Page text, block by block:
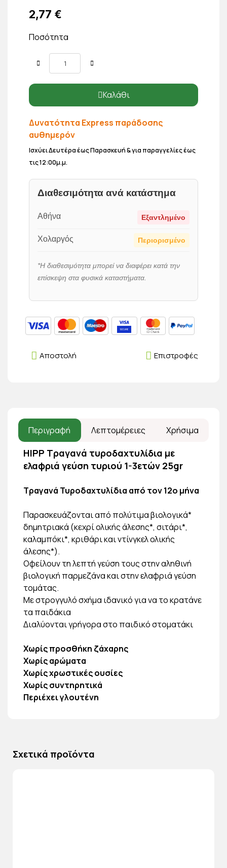
2,77 €
Ποσότητα
Καλάθι
Δυνατότητα Express παράδοσης
αυθημερόν
Ισχύει Δευτέρα έως Παρασκευή & για παραγγελίες έως
τις 12:00μ.μ.
Διαθεσιμότητα ανά κατάστημα
Αθήνα Εξαντλημένο
Χολαργός Περιορισμένο
*Η διαθεσιμότητα μπορεί να διαφέρει κατά την
επίσκεψη στα φυσικά καταστήματα.
Επιστροφές
Αποστολή
Περιγραφή Λεπτομέρειες Χρήσιμα
HIPP Τραγανά τυροδαχτυλίδια με
ελαφριά γεύση τυριού 1-3ετών 25gr
Τραγανά Τυροδαχτυλίδια από τον 12ο μήνα
Παρασκευάζονται από πολύτιμα βιολογικά*
δημητριακά (κεχρί ολικής άλεσης*, σιτάρι*,
καλαμπόκι*, κριθάρι και ντίνγκελ ολικής
άλεσης*).
Οφείλουν τη λεπτή γεύση τους στην αληθινή
βιολογική παρμεζάνα και στην ελαφριά γεύση
τομάτας.
Με στρογγυλό σχήμα ιδανικό για να το κρατάνε
τα παιδάκια
Διαλύονται γρήγορα στο παιδικό στοματάκι
Χωρίς προσθήκη ζάχαρης
Χωρίς αρώματα
Χωρίς χρωστικές ουσίες
Χωρίς συντηρητικά
Περιέχει γλουτένη
Σχετικά προϊόντα